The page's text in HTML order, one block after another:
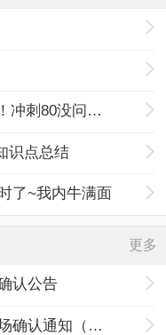
最强政治结构图！五天全部背熟！冲刺80没问题！
识点总结
了~我内牛满面
更多
认公告
2019年东北农业大学考研报名现场确认通知（补充）